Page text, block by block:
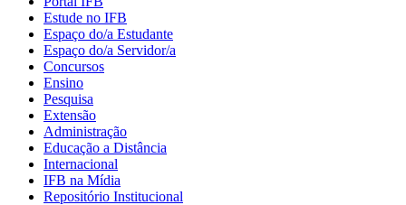
Estude no IFB
Espaço do/a Estudante
Espaço do/a Servidor/a
Concursos
Ensino
Pesquisa
Extensão
Administração
Educação a Distância
Internacional
IFB na Mídia
Repositório Institucional